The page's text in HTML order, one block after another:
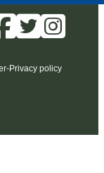
-Privacy policy